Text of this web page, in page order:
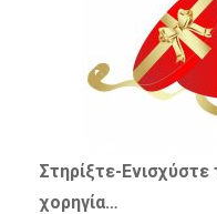
Στηρίξτε-Ενισχύστε
χορηγία…